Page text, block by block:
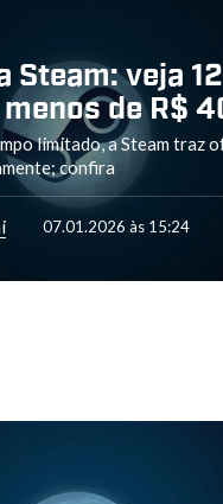
Steam: veja 12
de R$
limitado, a Steam traz
confira
07.01.2026 às 15:24